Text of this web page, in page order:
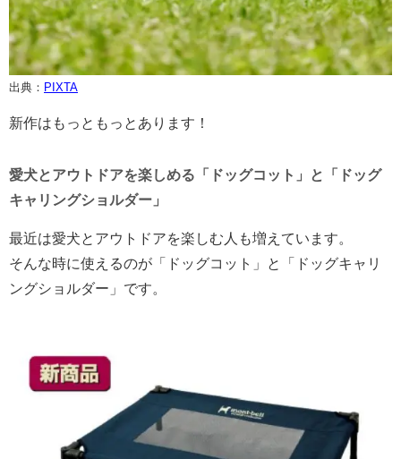
出典： PIXTA
新作はもっともっとあります！
愛犬とアウトドアを楽しめる「ドッグコット」と「ドッグ
キャリングショルダー」
最近は愛犬とアウトドアを楽しむ人も増えています。
そんな時に使えるのが「ドッグコット」と「ドッグキャリ
ングショルダー」です。